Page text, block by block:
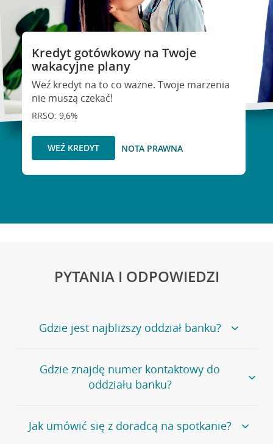
Kredyt gotówkowy na Twoje
wakacyjne plany
Weź kredyt na to co ważne. Twoje marzenia
nie muszą czekać!
RRSO: 9,6%
WEŹ KREDYT NOTA PRAWNA
PYTANIA I ODPOWIEDZI
Gdzie jest najbliższy oddział banku?
Jeśli szukasz oddziału naszego banku, zapraszamy na
stronęPlacówki i bankomaty, na której znajduje się
wygodna wyszukiwarka.
oddziałów
Gdzie znajdę numer kontaktowy do
oddziału banku?
Bank Credit Agricole nie udostępnia ogólnego numeru
telefonu do placówki bankowej.
Jak umówić się z doradcą na spotkanie?